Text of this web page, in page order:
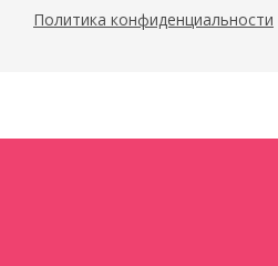
Политика конфиденциальности